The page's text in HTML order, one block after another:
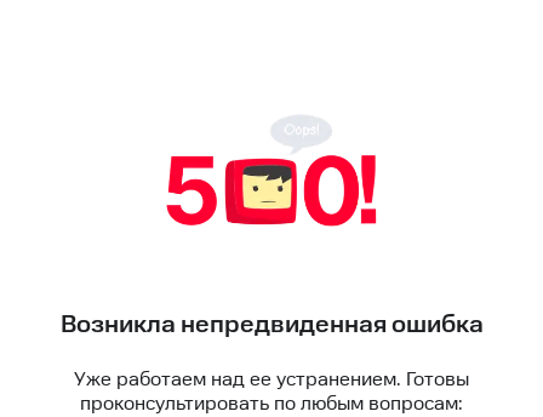
Возникла непредвиденная ошибка
Уже работаем над ее устранением. Готовы
проконсультировать по любым вопросам: